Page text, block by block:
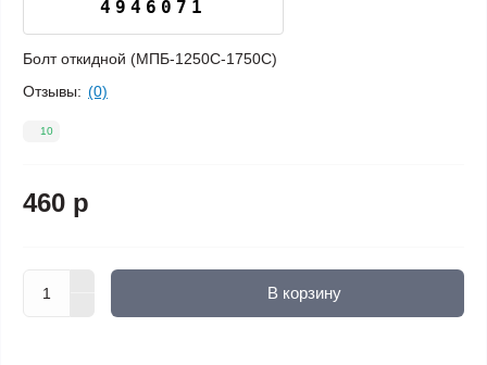
4946071
Болт откидной (МПБ-1250C-1750C)
Отзывы: (0)
10
460 р
В корзину